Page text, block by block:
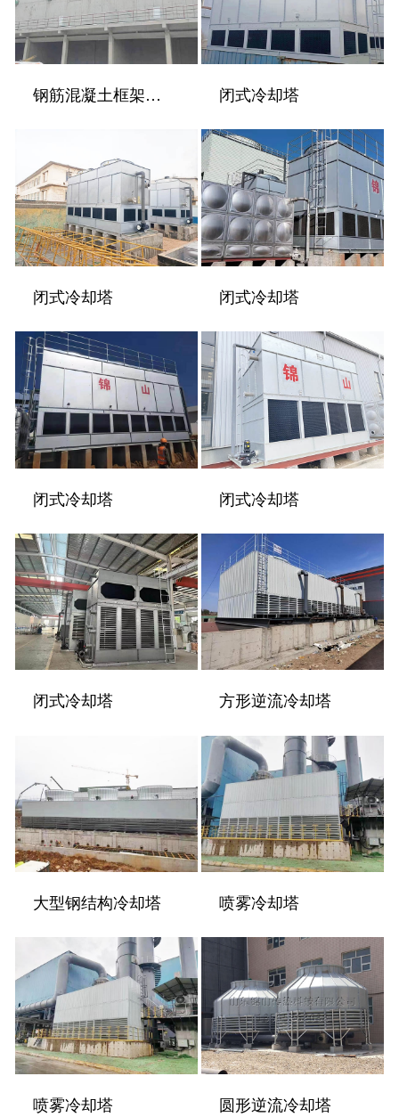
钢筋混凝土框架冷却塔 闭式冷却塔
闭式冷却塔 闭式冷却塔
闭式冷却塔 闭式冷却塔
闭式冷却塔 方形逆流冷却塔
大型钢结构冷却塔 喷雾冷却塔
喷雾冷却塔 圆形逆流冷却塔